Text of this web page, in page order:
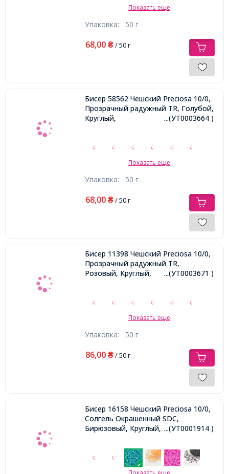
Показать еще
Упаковка: 50 г
68,00 ₴/ 50 г
Бисер 58562 Чешский Preciosa 10/0,
Прозрачный радужный TR, Голубой,
Круглый,
...(УТ0003664 )
Показать еще
Упаковка: 50 г
68,00 ₴/ 50 г
Бисер 11398 Чешский Preciosa 10/0,
Прозрачный радужный TR,
Розовый, Круглый,
...(УТ0003671 )
Показать еще
Упаковка: 50 г
86,00 ₴/ 50 г
Бисер 16158 Чешский Preciosa 10/0,
Солгель Окрашенный SDC,
Бирюзовый, Круглый,
...(УТ0001914 )